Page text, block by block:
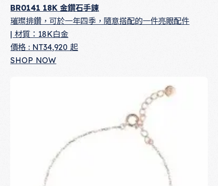
BR0141 18K 金鑽石手鍊
璀璨排鑽，可於一年四季，隨意搭配的一件亮眼配件
| 材質：18K白金
價格 : NT34,920 起
SHOP NOW